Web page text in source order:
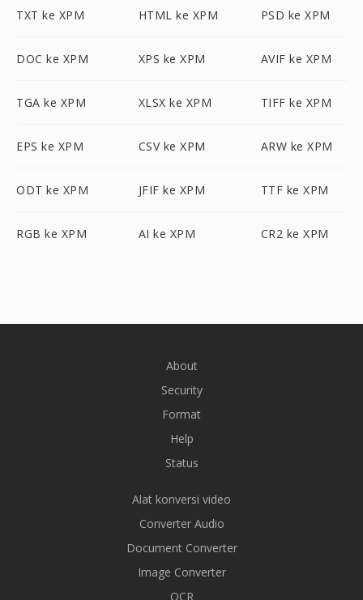
TXT ke XPM HTML ke XPM PSD ke XPM
DOC ke XPM XPS ke XPM AVIF ke XPM
TGA ke XPM XLSX ke XPM TIFF ke XPM
EPS ke XPM CSV ke XPM ARW ke XPM
ODT ke XPM JFIF ke XPM TTF ke XPM
RGB ke XPM AI ke XPM CR2 ke XPM
About
Security
Format
Help
Status
Alat konversi video
Converter Audio
Document Converter
Image Converter
OCR